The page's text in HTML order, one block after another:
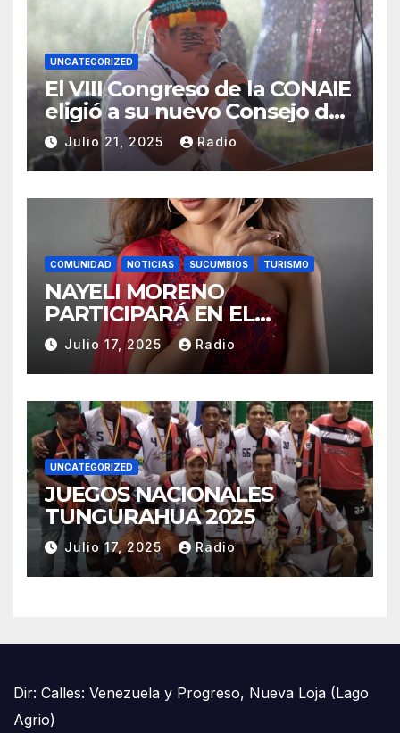
UNCATEGORIZED
El VIII Congreso de la CONAIE
eligió a su nuevo Consejo de
Gobierno de la CONAIE 2025–
2028.
Julio 21, 2025 Radio
COMUNIDAD NOTICIAS SUCUMBIOS TURISMO
NAYELI MORENO
PARTICIPARÁ EN EL
REINADO NACIONAL DEL
CAFÉ LA TOQUILLA 2025 EN
REPRESENTACIÓN DE
SUCUMBÍOS
Julio 17, 2025 Radio
UNCATEGORIZED
JUEGOS NACIONALES
TUNGURAHUA 2025
Julio 17, 2025 Radio
Dir: Calles: Venezuela y Progreso, Nueva Loja (Lago
Agrio)